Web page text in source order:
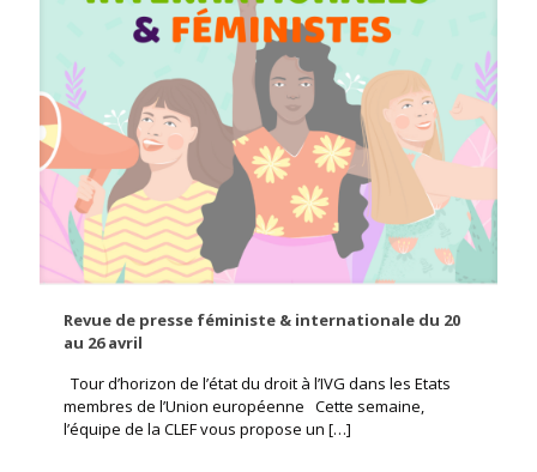
Revue de presse féministe & internationale du 20
au 26 avril
Tour d’horizon de l’état du droit à l’IVG dans les Etats
membres de l’Union européenne Cette semaine,
l’équipe de la CLEF vous propose un […]